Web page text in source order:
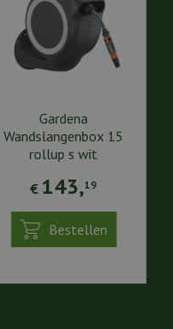
Gardena
Wandslangenbox 15
rollup s wit
€ 143,19
Bestellen